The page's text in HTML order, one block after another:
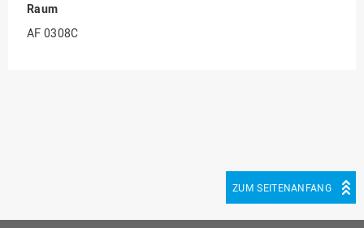
IT Service Center
Kommunikation und
Präsidialbüro
Raum
AF 0308C
ZUM SEITENANFANG